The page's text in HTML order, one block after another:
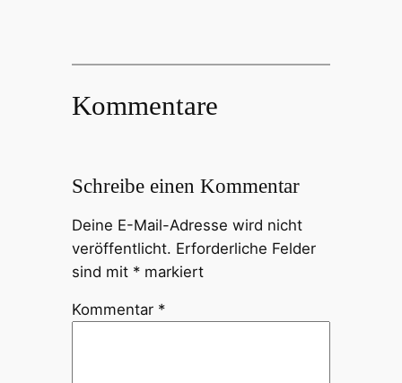
Kommentare
Schreibe einen Kommentar
Deine E-Mail-Adresse wird nicht
veröffentlicht. Erforderliche Felder
sind mit *markiert
Kommentar *